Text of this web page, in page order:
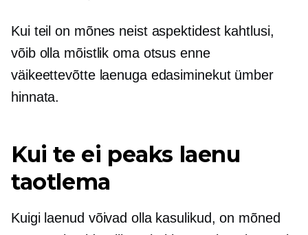
Kui teil on mõnes neist aspektidest kahtlusi,
võib olla mõistlik oma otsus enne
väikeettevõtte laenuga edasiminekut ümber
hinnata.
Kui te ei peaks laenu
taotlema
Kuigi laenud võivad olla kasulikud, on mõned